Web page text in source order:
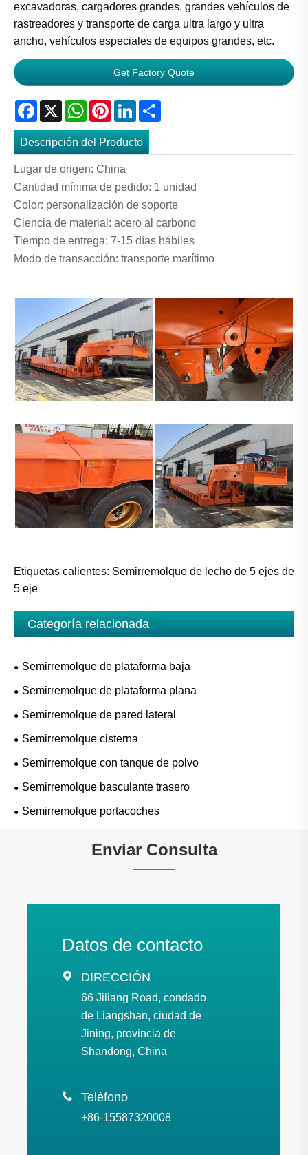
excavadoras, cargadores grandes, grandes vehículos de
rastreadores y transporte de carga ultra largo y ultra
ancho, vehículos especiales de equipos grandes, etc.
Get Factory Quote
Facebook
X WhatsApp
PinterestLinkedIn
Descripción del Producto
Lugar de origen: China
Cantidad mínima de pedido: 1 unidad
Color: personalización de soporte
Ciencia de material: acero al carbono
Tiempo de entrega: 7-15 días hábiles
Modo de transacción: transporte marítimo
Etiquetas calientes: Semirremolque de lecho de 5 ejes de
5 eje
Categoría relacionada
Semirremolque de plataforma baja
Semirremolque de plataforma plana
Semirremolque de pared lateral
Semirremolque cisterna
Semirremolque con tanque de polvo
Semirremolque basculante trasero
Semirremolque portacoches
Enviar Consulta
Datos de contacto
 DIRECCIÓN
66 Jiliang Road, condado
de Liangshan, ciudad de
Jining, provincia de
Shandong, China
 Teléfono
+86-15587320008